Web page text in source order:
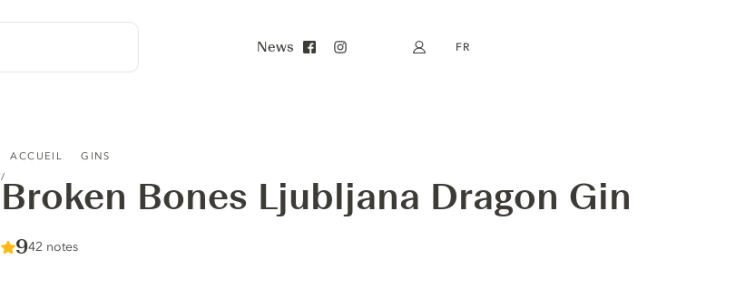
News Mon compte
FR
ACCUEIL GINS
Broken Bones Ljubljana Dragon Gin
Score :
9/ 10
42 notes